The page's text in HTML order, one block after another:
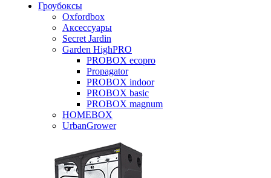
Гроубоксы
Oxfordbox
Аксессуары
Secret Jardin
Garden HighPRO
PROBOX ecopro
Propagator
PROBOX indoor
PROBOX basic
PROBOX magnum
HOMEBOX
UrbanGrower